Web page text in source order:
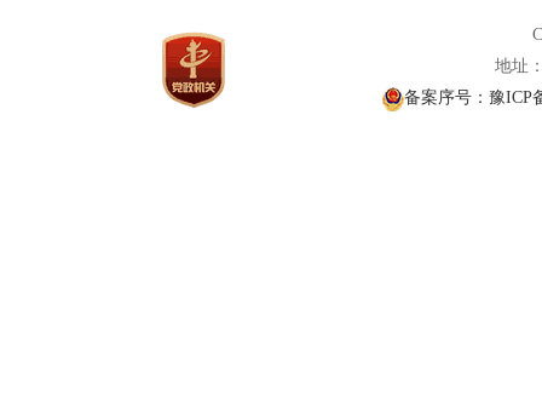
自然资源
决策预公开
地址
备案序号：豫ICP